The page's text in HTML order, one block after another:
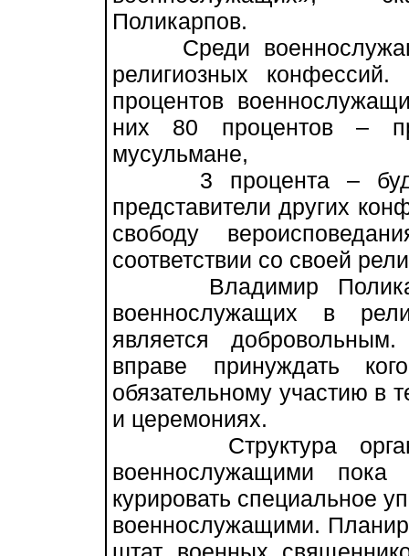
Поликарпов.
Среди
религиозных
процентов
них 80 процентов –
мусульмане,
3 процента –
представители других
свободу
соответствии со своей
Владимир
военнослужащих в
является
вправе принуждать
обязательному участию в
и церемониях.
Структура
военнослужащими
курировать специальное
военнослужащими.